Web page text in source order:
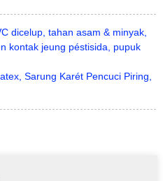
dicelup, tahan asam & minyak,
kontak jeung péstisida, pupuk
Sarung Karét Pencuci Piring,